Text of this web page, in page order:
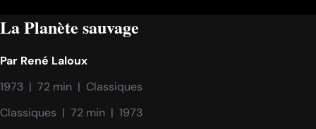
La Planète sauvage
Par René Laloux
1973  |  72 min  |  Classiques
Classiques  |  72 min  |  1973